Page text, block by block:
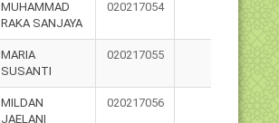
MUHAMMAD
RAKA SANJAYA
020217054
MARIA
SUSANTI
020217055
MILDAN
JAELANI
020217056